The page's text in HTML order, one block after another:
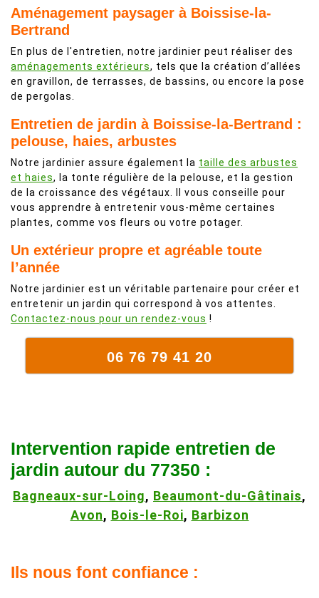
Aménagement paysager à Boissise-la-
Bertrand
En plus de l'entretien, notre jardinier peut réaliser des
aménagements extérieurs, tels que la création d’allées
en gravillon, de terrasses, de bassins, ou encore la pose
de pergolas.
Entretien de jardin à Boissise-la-Bertrand :
pelouse, haies, arbustes
Notre jardinier assure également la taille des arbustes
et haies, la tonte régulière de la pelouse, et la gestion
de la croissance des végétaux. Il vous conseille pour
vous apprendre à entretenir vous-même certaines
plantes, comme vos fleurs ou votre potager.
Un extérieur propre et agréable toute
l’année
Notre jardinier est un véritable partenaire pour créer et
entretenir un jardin qui correspond à vos attentes.
Contactez-nous pour un rendez-vous !
06 76 79 41 20
Intervention rapide entretien de
jardin autour du 77350 :
Bagneaux-sur-Loing, Beaumont-du-Gâtinais,
Avon, Bois-le-Roi, Barbizon
Ils nous font confiance :